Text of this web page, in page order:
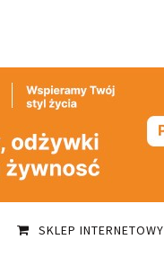
SKLEP INTERNETOWY